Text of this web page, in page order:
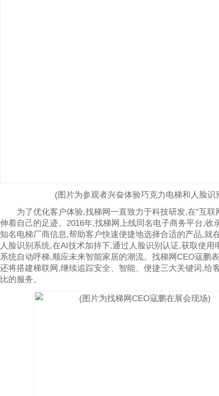
(图片为参观者兴奋体验巧克力电梯和人脸识
为了优化客户体验,找梯网一直致力于科技研发,在“互联
伸着自己的足迹。2016年,找梯网上线同名电子商务平台,收
知名电梯厂商信息,帮助客户快速便捷地选择合适的产品,就
人脸识别系统,在AI技术加持下,通过人脸识别认证,获取使用
系统自动呼梯,顺应未来智能家居的潮流。找梯网CEO寇鹏
还将搭建梯联网,继续追踪安全、智能、便捷三大关键词,给
比的服务。